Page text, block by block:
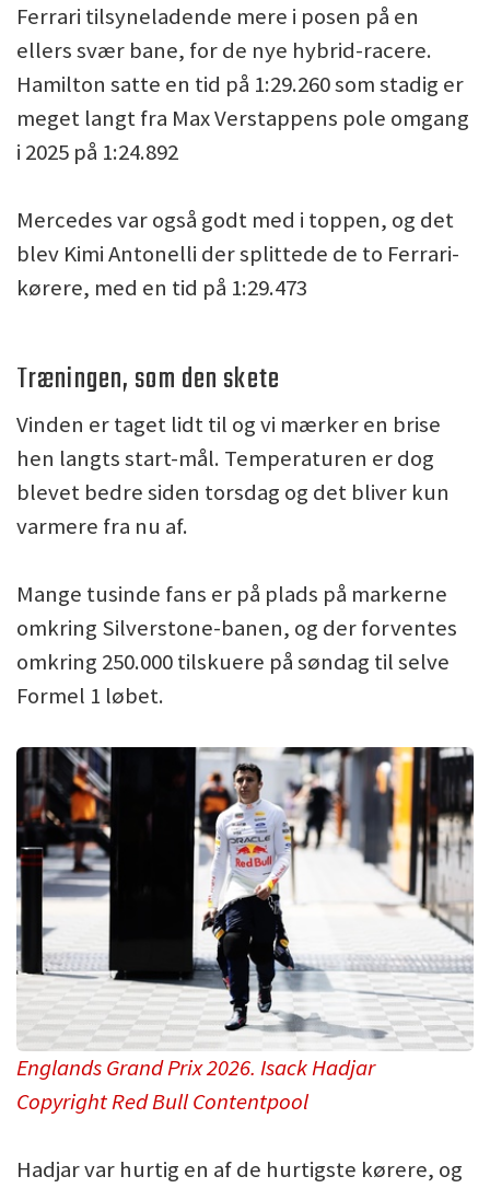
Ferrari tilsyneladende mere i posen på en
ellers svær bane, for de nye hybrid-racere.
Hamilton satte en tid på 1:29.260 som stadig er
meget langt fra Max Verstappens pole omgang
i 2025 på 1:24.892
Mercedes var også godt med i toppen, og det
blev Kimi Antonelli der splittede de to Ferrari-
kørere, med en tid på 1:29.473
Træningen, som den skete
Vinden er taget lidt til og vi mærker en brise
hen langts start-mål. Temperaturen er dog
blevet bedre siden torsdag og det bliver kun
varmere fra nu af.
Mange tusinde fans er på plads på markerne
omkring Silverstone-banen, og der forventes
omkring 250.000 tilskuere på søndag til selve
Formel 1 løbet.
Englands Grand Prix 2026. Isack Hadjar
Copyright Red Bull Contentpool
Hadjar var hurtig en af de hurtigste kørere, og